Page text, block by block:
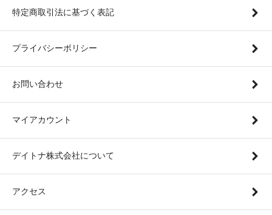
特定商取引法に基づく表記
プライバシーポリシー
お問い合わせ
マイアカウント
デイトナ株式会社について
アクセス